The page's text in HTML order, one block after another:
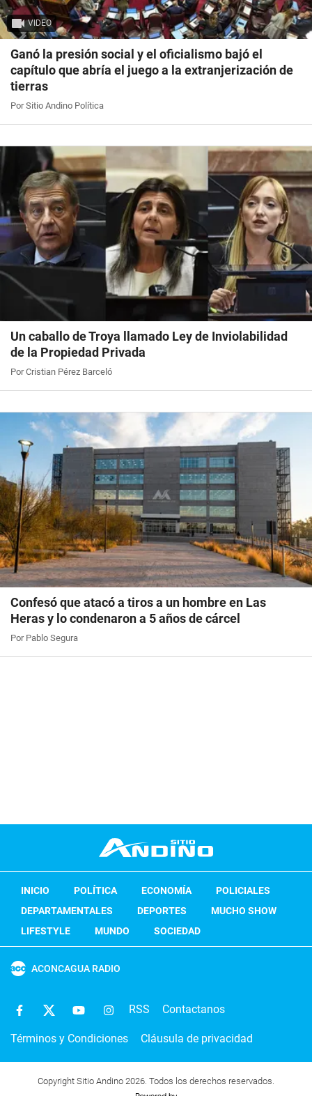
VIDEO
Ganó la presión social y el oficialismo bajó el
capítulo que abría el juego a la extranjerización de
tierras
Por Sitio Andino Política
Un caballo de Troya llamado Ley de Inviolabilidad
de la Propiedad Privada
Por Cristian Pérez Barceló
Confesó que atacó a tiros a un hombre en Las
Heras y lo condenaron a 5 años de cárcel
Por Pablo Segura
INICIO POLÍTICA ECONOMÍA
POLICIALES
DEPARTAMENTALES
DEPORTES
MUCHO SHOW
LIFESTYLE
MUNDO SOCIEDAD
ACONCAGUA RADIO
RSS Contactanos
Términos y Condiciones Cláusula de privacidad
Copyright Sitio Andino 2026. Todos los derechos reservados.